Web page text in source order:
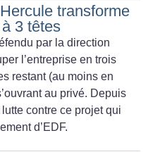
transforme
3 têtes
par la direction
l’entreprise en trois
restant (au moins en
au privé. Depuis
contre ce projet qui
d’EDF.